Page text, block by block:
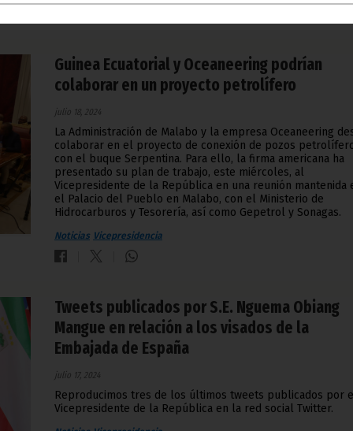
Guinea Ecuatorial y Oceaneering podrían
colaborar en un proyecto petrolífero
julio 18, 2024
La Administración de Malabo y la empresa Oceaneering
colaborar en el proyecto de conexión de pozos
con el buque Serpentina. Para ello, la firma americana ha
presentado su plan de trabajo, este miércoles, al
Vicepresidente de la República en una reunión mantenida
el Palacio del Pueblo en Malabo, con el Ministerio de
Hidrocarburos y Tesorería, así como Gepetrol y Sonagas.
Noticias Vicepresidencia
Tweets publicados por S.E. Nguema Obiang
Mangue en relación a los visados de la
Embajada de España
julio 17, 2024
Reproducimos tres de los últimos tweets publicados por
Vicepresidente de la República en la red social Twitter.